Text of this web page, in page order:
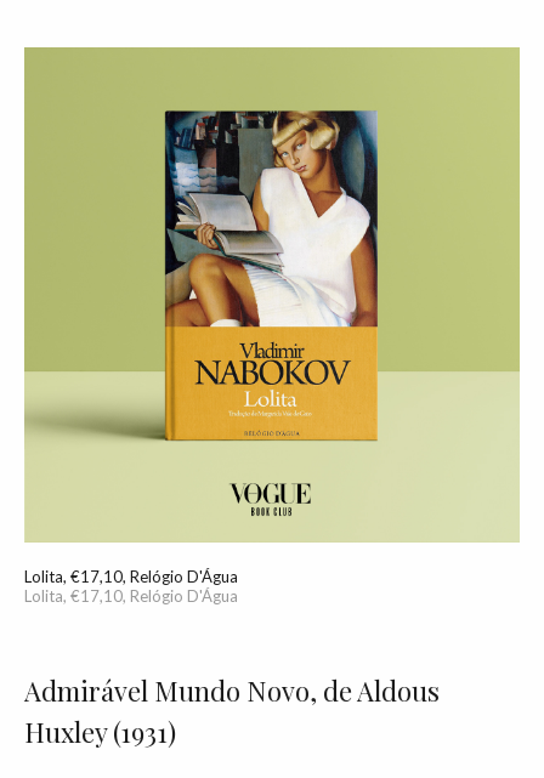
Lolita, €17,10, Relógio D'Água
Lolita, €17,10, Relógio D'Água
Admirável Mundo Novo, de Aldous
Huxley (1931)